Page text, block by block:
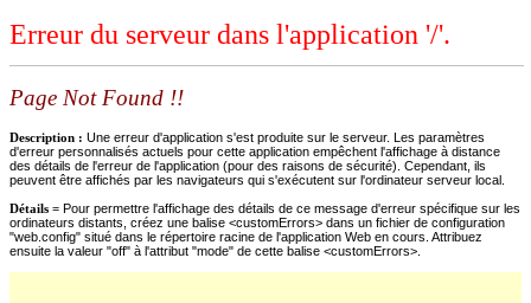
Erreur du serveur dans l'application '/'.
Page Not Found !!
Description : Une erreur d'application s'est produite sur le serveur. Les paramètres
d'erreur personnalisés actuels pour cette application empêchent l'affichage à distance
des détails de l'erreur de l'application (pour des raisons de sécurité). Cependant, ils
peuvent être affichés par les navigateurs qui s'exécutent sur l'ordinateur serveur local.
Détails = Pour permettre l'affichage des détails de ce message d'erreur spécifique sur les
ordinateurs distants, créez une balise <customErrors> dans un fichier de configuration
"web.config" situé dans le répertoire racine de l'application Web en cours. Attribuez
ensuite la valeur "off" à l'attribut "mode" de cette balise <customErrors>.